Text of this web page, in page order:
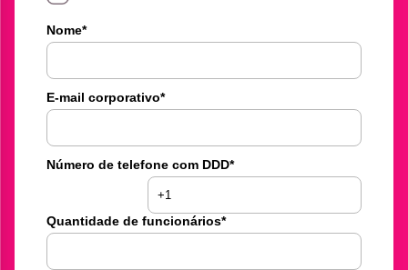
Nome*
E-mail corporativo*
Número de telefone com DDD*
Quantidade de funcionários*